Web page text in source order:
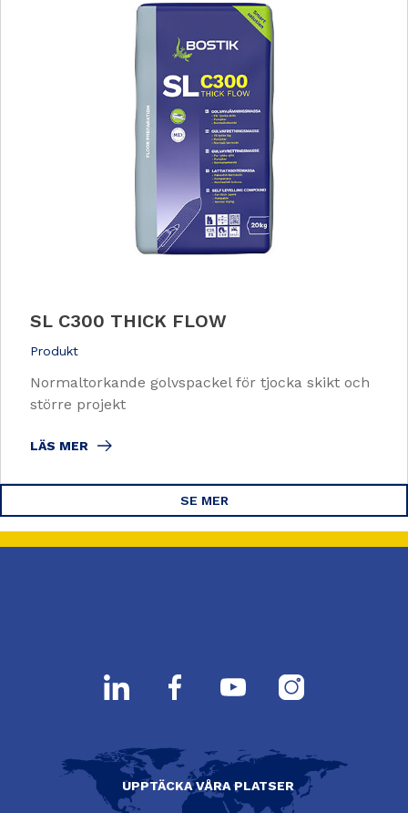
SL C300 THICK FLOW
Produkt
Normaltorkande golvspackel för tjocka skikt och
större projekt
LÄS MER
SE MER
UPPTÄCKA VÅRA PLATSER